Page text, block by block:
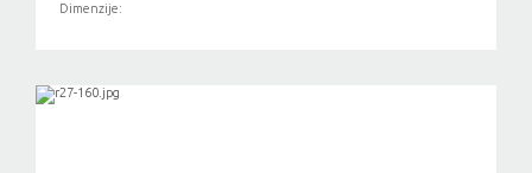
Dimenzije: